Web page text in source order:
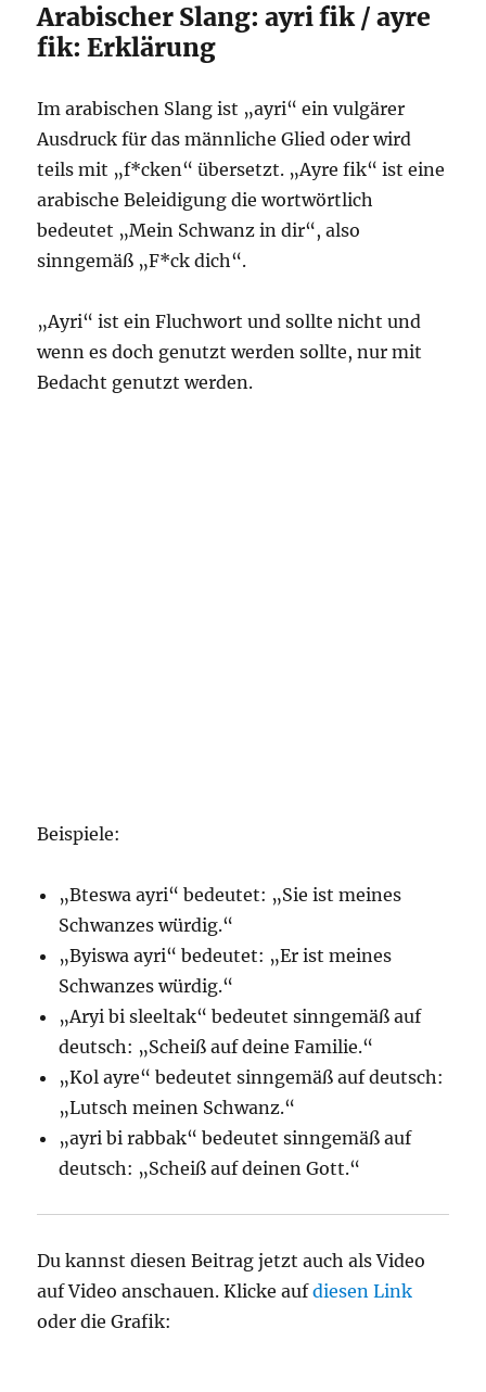
Arabischer Slang: ayri fik / ayre
fik: Erklärung
Im arabischen Slang ist „ayri“ ein vulgärer
Ausdruck für das männliche Glied oder wird
teils mit „f*cken“ übersetzt. „Ayre fik“ ist eine
arabische Beleidigung die wortwörtlich
bedeutet „Mein Schwanz in dir“, also
sinngemäß „F*ck dich“.
„Ayri“ ist ein Fluchwort und sollte nicht und
wenn es doch genutzt werden sollte, nur mit
Bedacht genutzt werden.
Beispiele:
„Bteswa ayri“ bedeutet: „Sie ist meines
Schwanzes würdig.“
„Byiswa ayri“ bedeutet: „Er ist meines
Schwanzes würdig.“
„Aryi bi sleeltak“ bedeutet sinngemäß auf
deutsch: „Scheiß auf deine Familie.“
„Kol ayre“ bedeutet sinngemäß auf deutsch:
„Lutsch meinen Schwanz.“
„ayri bi rabbak“ bedeutet sinngemäß auf
deutsch: „Scheiß auf deinen Gott.“
Du kannst diesen Beitrag jetzt auch als Video
auf Video anschauen. Klicke aufdiesen Link
oder die Grafik: